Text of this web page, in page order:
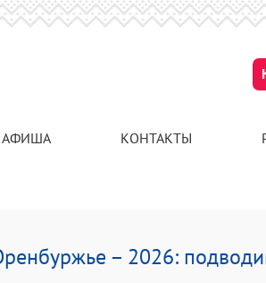
АФИША КОНТАКТЫ
– 2026: